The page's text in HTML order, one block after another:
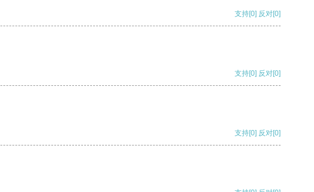
支持[0] 反对[0]
支持[0] 反对[0]
支持[0] 反对[0]